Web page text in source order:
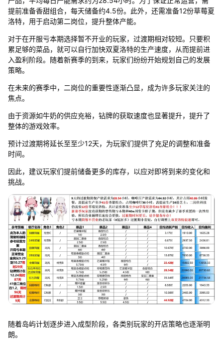
提前准备香甜组合，每天储备约4.5份。此外，还需准备12份草莓夏
洛特，用于启动第二岗位，提升整体产能。
对于在开服亏本期选择暂不开业的玩家，过渡期相对较短。只要积
累足够的菜品，就可以自行加快双夏洛特的生产速度，从而提前进
入盈利阶段。随着新赛季的到来，玩家们纷纷开始规划自己的发展
策略。
在未来的赛季中，二岗位的重要性逐渐凸显，成为许多玩家关注的
焦点。
由于资源如牛奶的供应充裕，钻牌的获取速度也显著提升，提升了
整体的游戏效率。
预计过渡期将延长至至少12天，为玩家们提供了充足的调整和准备
时间。
因此，建议玩家们提前储备更多的库存，以应对即将到来的变化和
挑战。
随着岛屿计划逐步进入成型阶段，各类别玩家的开店策略也逐渐明
朗。